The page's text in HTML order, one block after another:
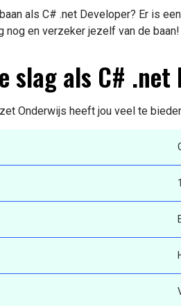
als C# .net Developer? Er is
nog en verzeker jezelf van de baan!
slag als C# .net
Onderwijs heeft jou veel te